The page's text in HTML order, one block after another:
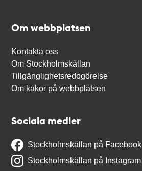
Om webbplatsen
Kontakta oss
Om Stockholmskällan
Tillgänglighetsredogörelse
Om kakor på webbplatsen
Sociala medier
Stockholmskällan på Facebook
Stockholmskällan på Instagram